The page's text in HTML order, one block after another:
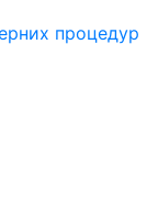
процедур